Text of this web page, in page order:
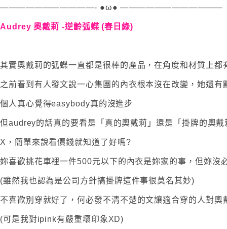
———————————- ●ω● ————————————
Audrey 奧戴莉 -逆齡弧蝶 (春日綠)
其實奧戴莉的弧蝶一直都是很棒的產品，在角度和材質上都
之前看到有人發文說一心集團的內衣根本沒在改變，她還
個人真心覺得easybody真的沒進步
但audrey的話真的要看是「真的奧戴莉」還是「掛牌的奧戴
X，簡單來說看價錢就知道了好嗎?
妳喜歡挑花車裡一件500元以下的內衣是妳家的事，但妳沒
(雖然我也認為是公司方針搞掛牌這件事很莫名其妙)
不喜歡別穿就好了，何必發不清不楚的文讓適合穿的人對奧
(可是我對ipink有嚴重壞印象XD)